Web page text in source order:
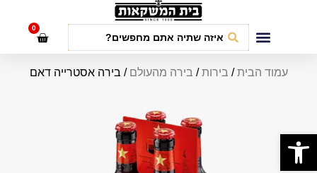
0
עמוד הבית/ בירות/ בירה מהעולם / בירה אסטרייה דאם
פתח סרגל נגישות